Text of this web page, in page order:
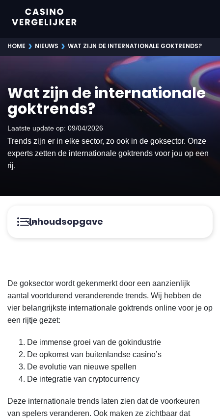
HOME › NIEUWS › WAT ZIJN DE INTERNATIONALE GOKTRENDS?
Wat zijn de internationale
goktrends?
Laatste update op: 09/04/2026
Trends zijn er in elke sector, zo ook in de goksector. Onze
experts zetten de internationale goktrends voor jou op een
rij.
Inhoudsopgave
De goksector wordt gekenmerkt door een aanzienlijk
aantal voortdurend veranderende trends. Wij hebben de
vier belangrijkste internationale goktrends online voor je op
een rijtje gezet:
De immense groei van de gokindustrie
De opkomst van buitenlandse casino’s
De evolutie van nieuwe spellen
De integratie van cryptocurrency
Deze internationale trends laten zien dat de voorkeuren
van spelers veranderen. Ook maken ze zichtbaar dat